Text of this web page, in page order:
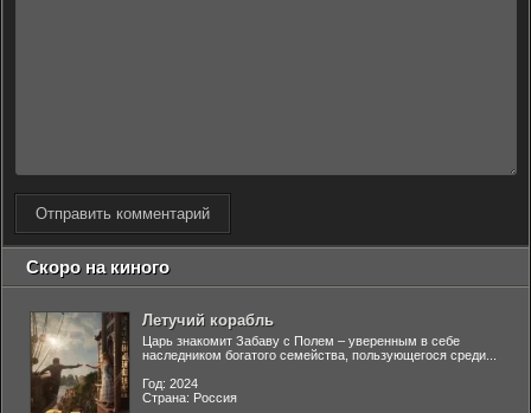
Отправить комментарий
Скоро на киного
Летучий корабль
Царь знакомит Забаву с Полем – уверенным в себе
наследником богатого семейства, пользующегося среди...
Год: 2024
Страна: Россия